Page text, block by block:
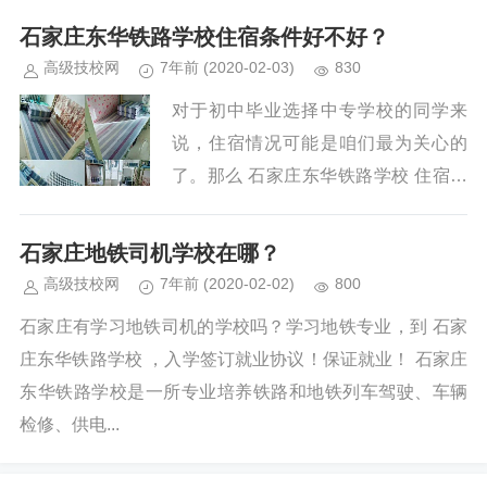
东华铁路学校可以读什么专业？...
石家庄东华铁路学校住宿条件好不好？
高级技校网 7年前 (2020-02-03) 830
对于初中毕业选择中专学校的同学来
说，住宿情况可能是咱们最为关心的
了。那么 石家庄东华铁路学校 住宿条
是怎么安排的呢？下面我们来为大...
石家庄地铁司机学校在哪？
高级技校网 7年前 (2020-02-02) 800
石家庄有学习地铁司机的学校吗？学习地铁专业，到 石家
庄东华铁路学校 ，入学签订就业协议！保证就业！ 石家庄
东华铁路学校是一所专业培养铁路和地铁列车驾驶、车辆
检修、供电...